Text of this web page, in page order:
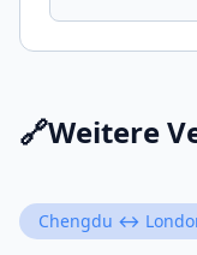
🔗Weitere
Chengdu ↔